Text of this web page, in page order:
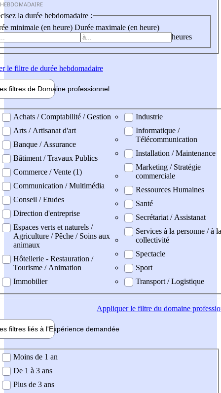
la durée hebdomadaire :
minimale (en heure) Durée maximale (en heure)
heures
le filtre de durée hebdomadaire
filtres de Domaine professionnel
professionel
Achats / Comptabilité / Gestion
Arts / Artisanat d'art
Banque / Assurance
Bâtiment / Travaux Publics
Commerce / Vente (1)
Communication / Multimédia
Conseil / Etudes
Direction d'entreprise
Espaces verts et naturels /
Agriculture / Pêche / Soins aux
animaux
Hôtellerie - Restauration /
Tourisme / Animation
Immobilier
Industrie
Informatique /
Télécommunication
Installation / Maintenance
Marketing / Stratégie
commerciale
Ressources Humaines
Santé
Secrétariat / Assistanat
Services à la personne / à la
collectivité
Spectacle
Sport
Transport / Logistique
Appliquerle filtre du domaine
filtres liés à l'Expérience demandée
demandée
Moins de 1 an
De 1 à 3 ans
Plus de 3 ans